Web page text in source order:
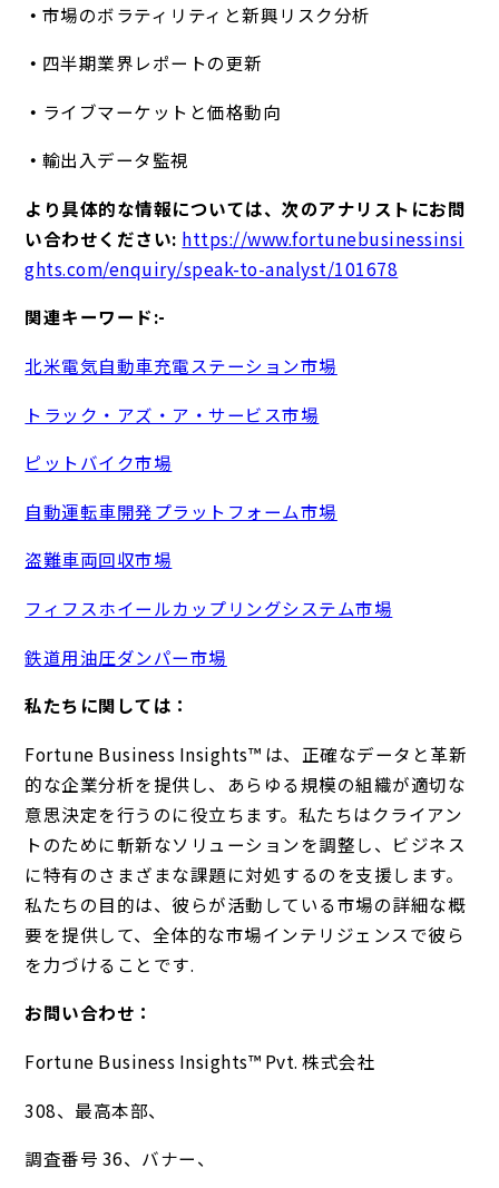
市場のボラティリティと新興リスク分析
四半期業界レポートの更新
ライブマーケットと価格動向
輸出入データ監視
より具体的な情報については、次のアナリストにお問
い合わせください: https://www.fortunebusinessinsi
ghts.com/enquiry/speak-to-analyst/101678
関連キーワード:-
北米電気自動車充電ステーション市場
トラック・アズ・ア・サービス市場
ピットバイク市場
自動運転車開発プラットフォーム市場
盗難車両回収市場
フィフスホイールカップリングシステム市場
鉄道用油圧ダンパー市場
私たちに関しては：
Fortune Business Insights™ は、正確なデータと革新
的な企業分析を提供し、あらゆる規模の組織が適切な
意思決定を行うのに役立ちます。私たちはクライアン
トのために斬新なソリューションを調整し、ビジネス
に特有のさまざまな課題に対処するのを支援します。
私たちの目的は、彼らが活動している市場の詳細な概
要を提供して、全体的な市場インテリジェンスで彼ら
を力づけることです.
お問い合わせ：
Fortune Business Insights™ Pvt. 株式会社
308、最高本部、
調査番号 36、バナー、